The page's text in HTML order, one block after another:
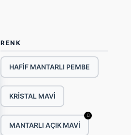
RENK
HAFİF MANTARLI PEMBE
KRİSTAL MAVİ
MANTARLI AÇIK MAVİ